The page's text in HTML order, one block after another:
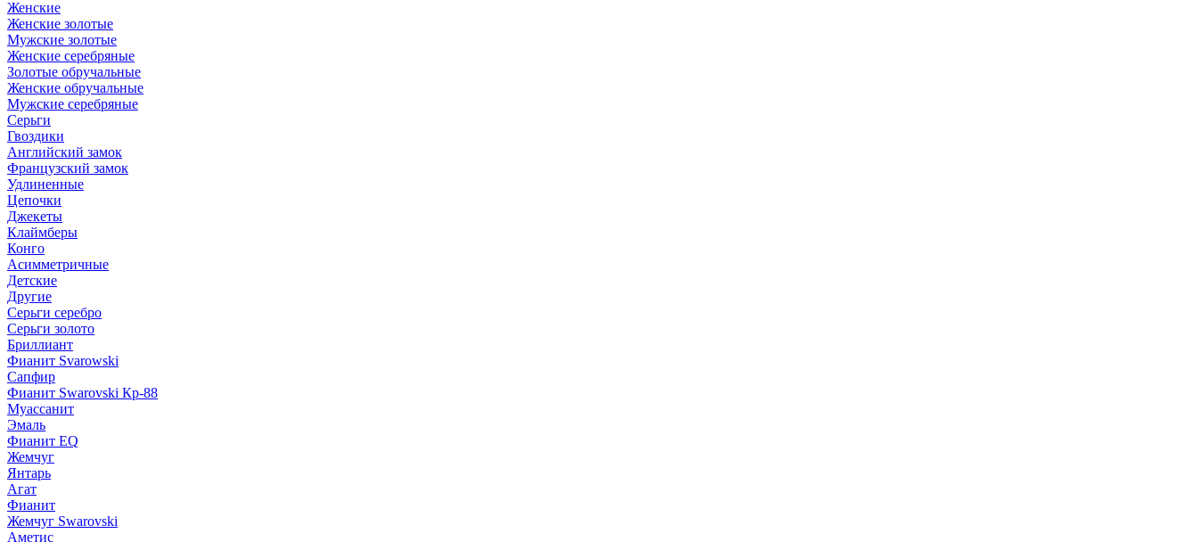
Женские
Женские золотые
Мужские золотые
Женские серебряные
Золотые обручальные
Женские обручальные
Мужские серебряные
Серьги
Гвоздики
Английский замок
Французский замок
Удлиненные
Цепочки
Джекеты
Клаймберы
Конго
Асимметричные
Детские
Другие
Серьги серебро
Серьги золото
Бриллиант
Фианит Svarowski
Сапфир
Фианит Swarovski Кр-88
Муассанит
Эмаль
Фианит EQ
Жемчуг
Янтарь
Агат
Фианит
Жемчуг Swarovski
Аметис